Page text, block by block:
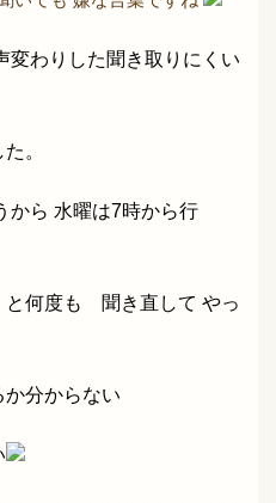
わりした聞き取りにくい
。
から 水曜は7時から行
と何度も 聞き直して やっ
分からない